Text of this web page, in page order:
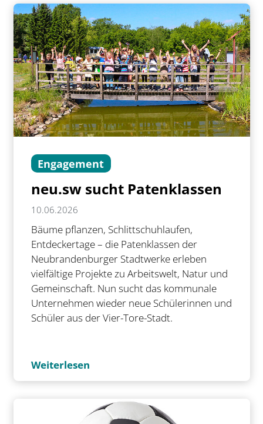
Engagement
neu.sw sucht Patenklassen
10.06.2026
Bäume pflanzen, Schlittschuhlaufen,
Entdeckertage – die Patenklassen der
Neubrandenburger Stadtwerke erleben
vielfältige Projekte zu Arbeitswelt, Natur und
Gemeinschaft. Nun sucht das kommunale
Unternehmen wieder neue Schülerinnen und
Schüler aus der Vier-Tore-Stadt.
Weiterlesen